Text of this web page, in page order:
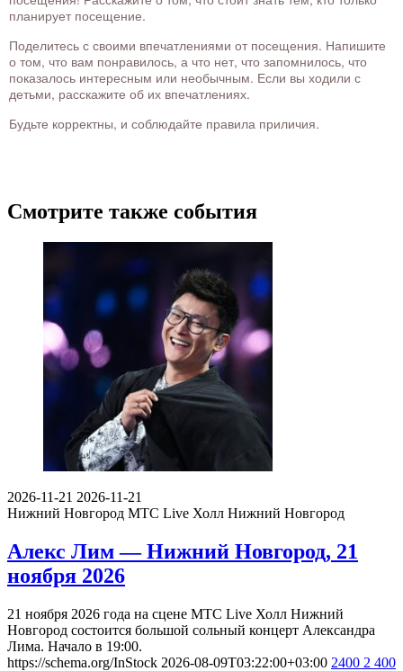
планирует посещение.
Поделитесь с своими впечатлениями от посещения. Напишите
о том, что вам понравилось, а что нет, что запомнилось, что
показалось интересным или необычным. Если вы ходили с
детьми, расскажите об их впечатлениях.
Будьте корректны, и соблюдайте правила приличия.
Смотрите также события
2026-11-21 2026-11-21
Нижний Новгород МТС Live Холл Нижний Новгород
Алекс Лим — Нижний Новгород, 21
ноября 2026
21 ноября 2026 года на сцене МТС Live Холл Нижний
Новгород состоится большой сольный концерт Александра
Лима. Начало в 19:00.
https://schema.org/InStock 2026-08-09T03:22:00+03:00 2400 2 400